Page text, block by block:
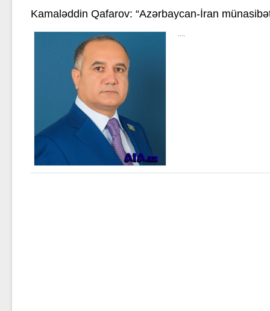
Kamaləddin Qafarov: “Azərbaycan-İran
zəmin üzərində qurulub”
....